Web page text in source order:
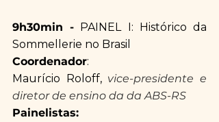
9h30min - PAINEL I: Histórico da
Sommellerie no Brasil
Coordenador:
Maurício Roloff, vice-presidente e
diretor de ensino da da ABS-RS
Painelistas: